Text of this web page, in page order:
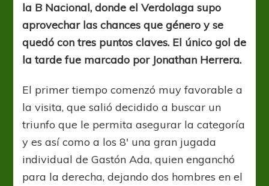
la B Nacional, donde el Verdolaga supo
aprovechar las chances que género y se
quedó con tres puntos claves. El único gol de
la tarde fue marcado por Jonathan Herrera.
El primer tiempo comenzó muy favorable a
la visita, que salió decidido a buscar un
triunfo que le permita asegurar la categoría
y es así como a los 8′ una gran jugada
individual de Gastón Ada, quien enganchó
para la derecha, dejando dos hombres en el